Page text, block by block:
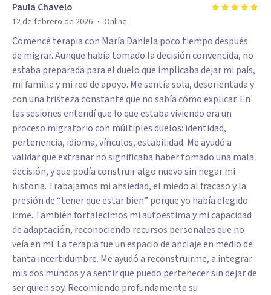
Paula Chavelo
12 de febrero de 2026 · Online
Comencé terapia con María Daniela poco tiempo después
de migrar. Aunque había tomado la decisión convencida, no
estaba preparada para el duelo que implicaba dejar mi país,
mi familia y mi red de apoyo. Me sentía sola, desorientada y
con una tristeza constante que no sabía cómo explicar. En
las sesiones entendí que lo que estaba viviendo era un
proceso migratorio con múltiples duelos: identidad,
pertenencia, idioma, vínculos, estabilidad. Me ayudó a
validar que extrañar no significaba haber tomado una mala
decisión, y que podía construir algo nuevo sin negar mi
historia. Trabajamos mi ansiedad, el miedo al fracaso y la
presión de “tener que estar bien” porque yo había elegido
irme. También fortalecimos mi autoestima y mi capacidad
de adaptación, reconociendo recursos personales que no
veía en mí. La terapia fue un espacio de anclaje en medio de
tanta incertidumbre. Me ayudó a reconstruirme, a integrar
mis dos mundos y a sentir que puedo pertenecer sin dejar de
ser quien soy. Recomiendo profundamente su